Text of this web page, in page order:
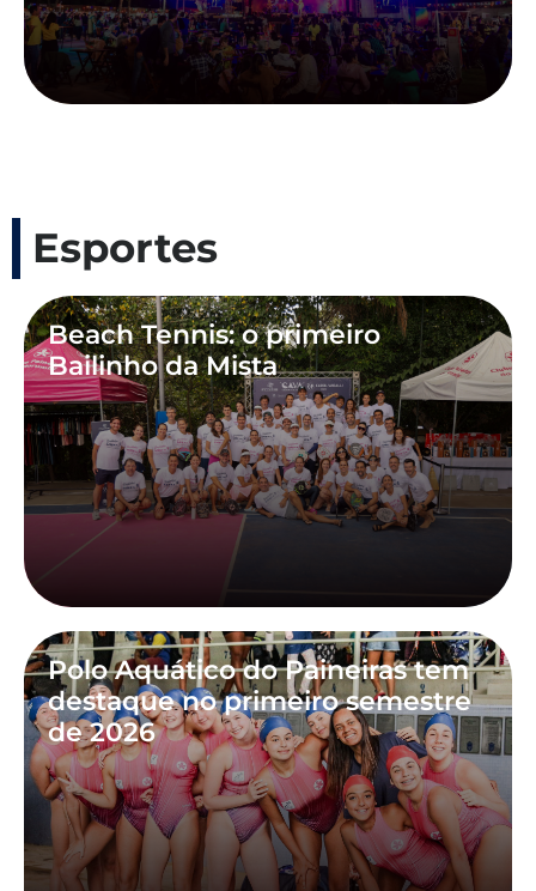
Esportes
Beach Tennis: o primeiro
Bailinho da Mista
Polo Aquático do Paineiras tem
destaque no primeiro semestre
de 2026